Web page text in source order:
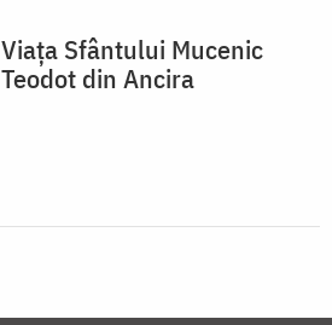
Viața Sfântului Mucenic
Teodot din Ancira